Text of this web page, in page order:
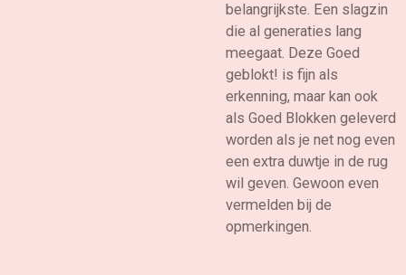
belangrijkste. Een slagzin
die al generaties lang
meegaat. Deze Goed
geblokt! is fijn als
erkenning, maar kan ook
als Goed Blokken geleverd
worden als je net nog even
een extra duwtje in de rug
wil geven. Gewoon even
vermelden bij de
opmerkingen.